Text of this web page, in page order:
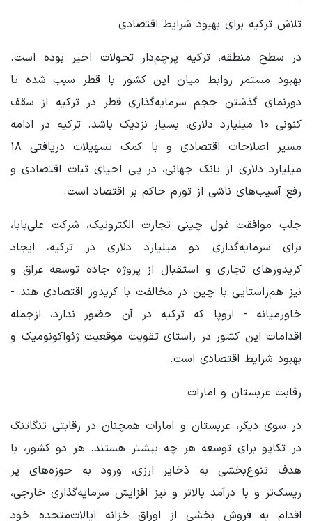
تلاش ترکیه برای بهبود شرایط اقتصادی
در سطح منطقه، ترکیه پرچم‌دار تحولات اخیر بوده است.
بهبود مستمر روابط میان این کشور با قطر سبب شده تا
دورنمای گذشتن حجم سرمایه‌گذاری قطر در ترکیه از سقف
کنونی ۱۰ میلیارد دلاری، بسیار نزدیک باشد. ترکیه در ادامه
مسیر اصلاحات اقتصادی و با کمک تسهیلات دریافتی ۱۸
میلیارد دلاری از بانک جهانی، در پی احیای ثبات اقتصادی و
رفع آسیب‌های ناشی از تورم حاکم بر اقتصاد است.
جلب موافقت غول چینی تجارت الکترونیک، شرکت علی‌بابا،
برای سرمایه‌گذاری دو میلیارد دلاری در ترکیه، ایجاد
کریدورهای تجاری و استقبال از پروژه جاده توسعه عراق و
نیز هم‌راستایی با چین در مخالفت با کریدور اقتصادی هند -
خاورمیانه - اروپا که ترکیه در آن حضور ندارد، ازجمله
اقدامات این کشور در راستای تقویت موقعیت ژئواکونومیک و
بهبود شرایط اقتصادی است.
رقابت عربستان و امارات
در سوی دیگر، عربستان و امارات همچنان در رقابتی تنگاتنگ
در تکاپو برای توسعه هر چه بیشتر هستند. هر دو کشور، با
هدف تنوع‌بخشی به ذخایر ارزی، ورود به حوزه‌های پر
ریسک‌تر و با درآمد بالاتر و نیز افزایش سرمایه‌گذاری خارجی،
اقدام به فروش بخشی از اوراق خزانه ایالات‌متحده خود